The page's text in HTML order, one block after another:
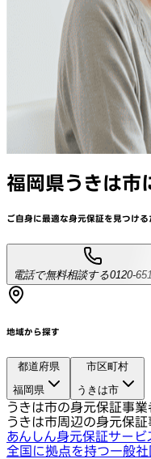
福岡県うきは市
ご自身に最適な身元保証を見つける
電話で無料相談する0120-
地域から探す
都道府県
福岡県
市区町村
うきは市
うきは市の身元保証事業
うきは市周辺の身元保証
あんしん身元保証サー
全国に拠点を持つ一般社